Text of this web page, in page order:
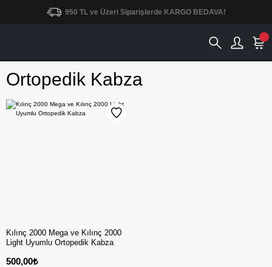
950 TL ve Üzeri Siparişlerde KARGO BEDAVA!
Ortopedik Kabza
Kılınç 2000 Mega ve Kılınç 2000
Light Uyumlu Ortopedik Kabza
500,00₺